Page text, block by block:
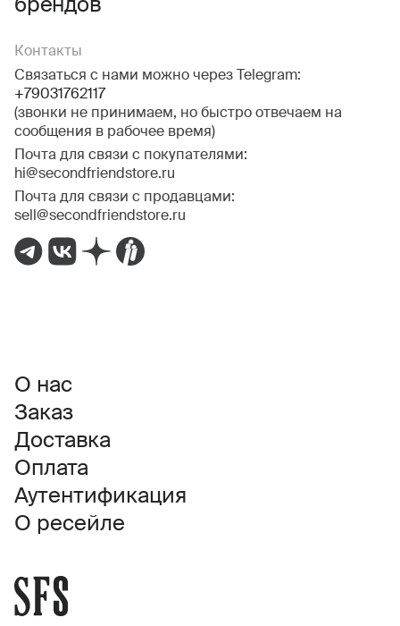
брендов
Контакты
Связаться с нами можно через Telegram:
+79031762117
(звонки не принимаем, но быстро отвечаем на
сообщения в рабочее время)
Почта для связи с покупателями:
hi@secondfriendstore.ru
Почта для связи с продавцами:
sell@secondfriendstore.ru
О нас
Заказ
Доставка
Оплата
Аутентификация
О ресейле